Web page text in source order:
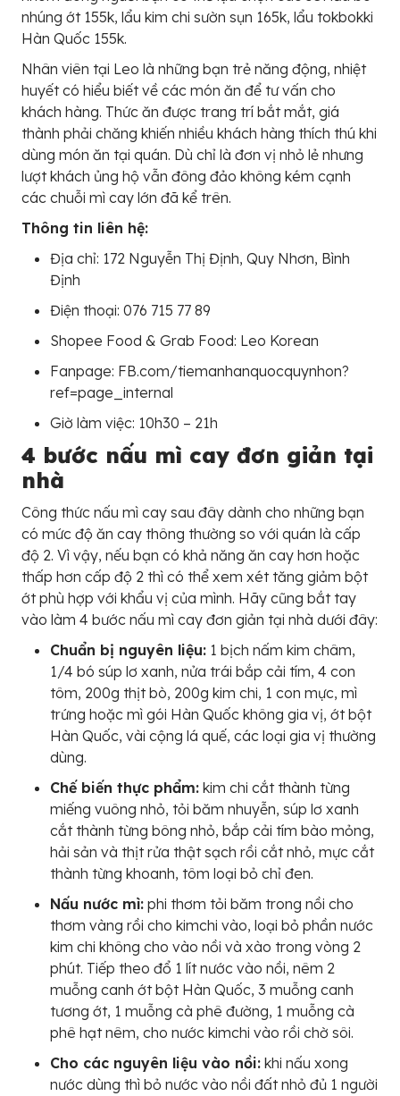
nhúng ớt 155k, lẩu kim chi sườn sụn 165k, lẩu tokbokki
Hàn Quốc 155k.
Nhân viên tại Leo là những bạn trẻ năng động, nhiệt
huyết có hiểu biết về các món ăn để tư vấn cho
khách hàng. Thức ăn được trang trí bắt mắt, giá
thành phải chăng khiến nhiều khách hàng thích thú khi
dùng món ăn tại quán. Dù chỉ là đơn vị nhỏ lẻ nhưng
lượt khách ủng hộ vẫn đông đảo không kém cạnh
các chuỗi mì cay lớn đã kể trên.
Thông tin liên hệ:
Địa chỉ: 172 Nguyễn Thị Định, Quy Nhơn, Bình
Định
Điện thoại: 076 715 77 89
Shopee Food & Grab Food: Leo Korean
Fanpage: FB.com/tiemanhanquocquynhon?
ref=page_internal
Giờ làm việc: 10h30 – 21h
4 bước nấu mì cay đơn giản tại
nhà
Công thức nấu mì cay sau đây dành cho những bạn
có mức độ ăn cay thông thường so với quán là cấp
độ 2. Vì vậy, nếu bạn có khả năng ăn cay hơn hoặc
thấp hơn cấp độ 2 thì có thể xem xét tăng giảm bột
ớt phù hợp với khẩu vị của mình. Hãy cũng bắt tay
vào làm 4 bước nấu mì cay đơn giản tại nhà dưới đây:
Chuẩn bị nguyên liệu: 1 bịch nấm kim châm,
1/4 bó súp lơ xanh, nửa trái bắp cải tím, 4 con
tôm, 200g thịt bò, 200g kim chi, 1 con mực, mì
trứng hoặc mì gói Hàn Quốc không gia vị, ớt bột
Hàn Quốc, vài cộng lá quế, các loại gia vị thường
dùng.
Chế biến thực phẩm: kim chi cắt thành từng
miếng vuông nhỏ, tỏi băm nhuyễn, súp lơ xanh
cắt thành từng bông nhỏ, bắp cải tím bào mỏng,
hải sản và thịt rửa thật sạch rồi cắt nhỏ, mực cắt
thành từng khoanh, tôm loại bỏ chỉ đen.
Nấu nước mì: phi thơm tỏi băm trong nồi cho
thơm vàng rồi cho kimchi vào, loại bỏ phần nước
kim chi không cho vào nồi và xào trong vòng 2
phút. Tiếp theo đổ 1 lít nước vào nồi, nêm 2
muỗng canh ớt bột Hàn Quốc, 3 muỗng canh
tương ớt, 1 muỗng cà phê đường, 1 muỗng cà
phê hạt nêm, cho nước kimchi vào rồi chờ sôi.
Cho các nguyên liệu vào nồi: khi nấu xong
nước dùng thì bỏ nước vào nồi đất nhỏ đủ 1 người